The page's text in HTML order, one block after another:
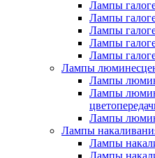
Лампы
Лампы
Лампы
Лампы
Лампы
Лампы
Лампы
Лампы
Лампы
Лампы
Лампы
Лампы